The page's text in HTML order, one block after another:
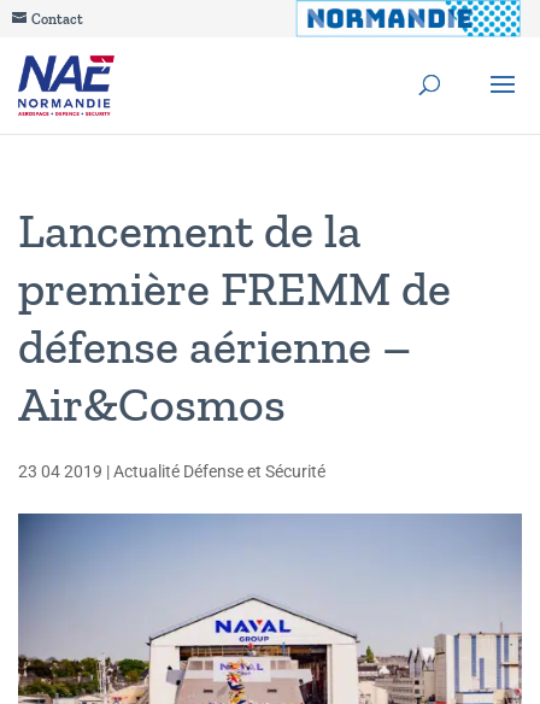
Contact
Lancement de la
première FREMM de
défense aérienne –
Air&Cosmos
23 04 2019 |Actualité Défense et Sécurité